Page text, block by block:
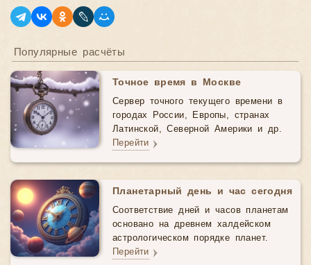
Популярные расчёты
Точное время в Москве
Сервер точного текущего времени в
городах России, Европы, странах
Латинской, Северной Америки и др.
Перейти
Планетарный день и час сегодня
Соответствие дней и часов планетам
основано на древнем халдейском
астрологическом порядке планет.
Перейти